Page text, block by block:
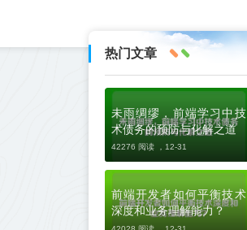
热门文章
未雨绸缪，前端学习中技
术债务的预防与化解之道
42276 阅读 ， 12-31
前端开发者如何平衡技术
深度和业务理解能力？